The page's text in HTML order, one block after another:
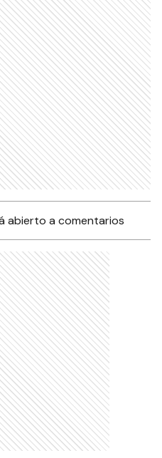
abierto a comentarios